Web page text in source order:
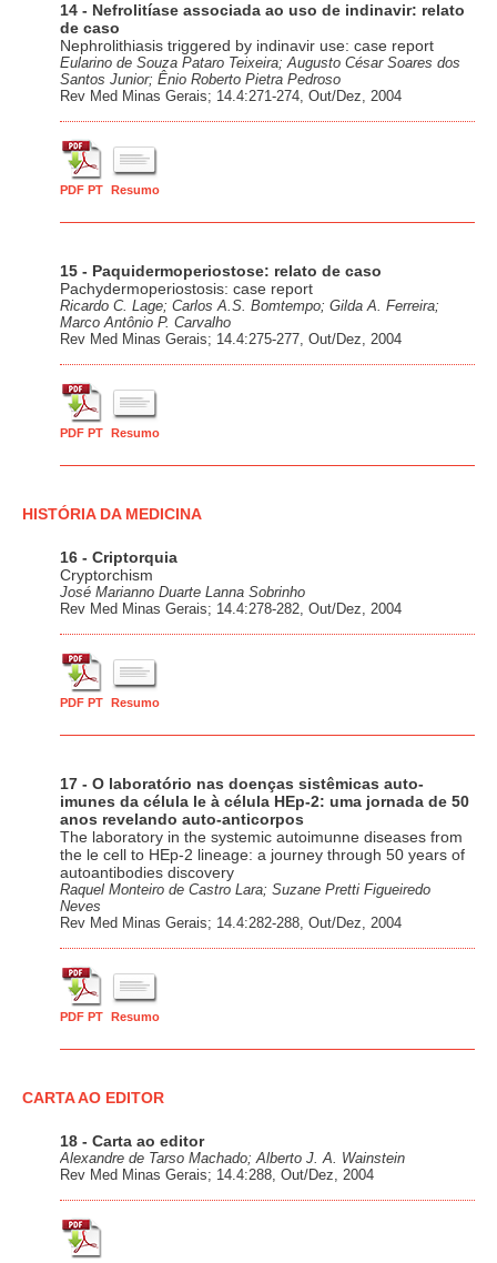
14 - Nefrolitíase associada ao uso de indinavir: relato
de caso
Nephrolithiasis triggered by indinavir use: case report
Eularino de Souza Pataro Teixeira; Augusto César Soares dos
Santos Junior; Ênio Roberto Pietra Pedroso
Rev Med Minas Gerais; 14.4:271-274, Out/Dez, 2004
PDF PT Resumo
15 - Paquidermoperiostose: relato de caso
Pachydermoperiostosis: case report
Ricardo C. Lage; Carlos A.S. Bomtempo; Gilda A. Ferreira;
Marco Antônio P. Carvalho
Rev Med Minas Gerais; 14.4:275-277, Out/Dez, 2004
PDF PT Resumo
HISTÓRIA DA MEDICINA
16 - Criptorquia
Cryptorchism
José Marianno Duarte Lanna Sobrinho
Rev Med Minas Gerais; 14.4:278-282, Out/Dez, 2004
PDF PT Resumo
17 - O laboratório nas doenças sistêmicas auto-
imunes da célula le à célula HEp-2: uma jornada de 50
anos revelando auto-anticorpos
The laboratory in the systemic autoimunne diseases from
the le cell to HEp-2 lineage: a journey through 50 years of
autoantibodies discovery
Raquel Monteiro de Castro Lara; Suzane Pretti Figueiredo
Neves
Rev Med Minas Gerais; 14.4:282-288, Out/Dez, 2004
PDF PT Resumo
CARTA AO EDITOR
18 - Carta ao editor
Alexandre de Tarso Machado; Alberto J. A. Wainstein
Rev Med Minas Gerais; 14.4:288, Out/Dez, 2004